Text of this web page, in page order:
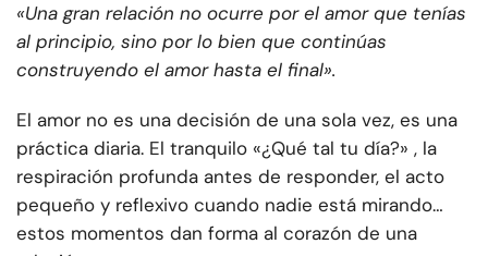
«Una gran relación no ocurre por el amor que tenías
al principio, sino por lo bien que continúas
construyendo el amor hasta el final».
El amor no es una decisión de una sola vez, es una
práctica diaria. El tranquilo «¿Qué tal tu día?» , la
respiración profunda antes de responder, el acto
pequeño y reflexivo cuando nadie está mirando…
estos momentos dan forma al corazón de una